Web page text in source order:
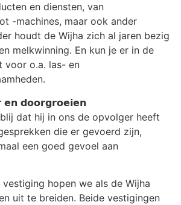
en diensten, van
-machines, maar ook ander
houdt de Wijha zich al jaren bezig
melkwinning. En kun je er in de
voor o.a. las- en
𝗱𝗼𝗼𝗿𝗴𝗿𝗼𝗲𝗶𝗲𝗻
dat hij in ons de opvolger heeft
die er gevoerd zijn,
een goed gevoel aan
hopen we als de Wijha
uit te breiden. Beide vestigingen